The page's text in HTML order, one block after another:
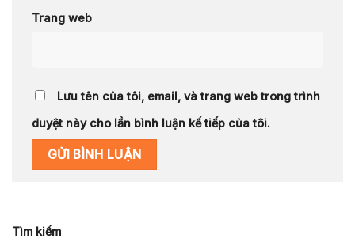
Trang web
Lưu tên của tôi, email, và trang web trong trình
duyệt này cho lần bình luận kế tiếp của tôi.
Tìm kiếm